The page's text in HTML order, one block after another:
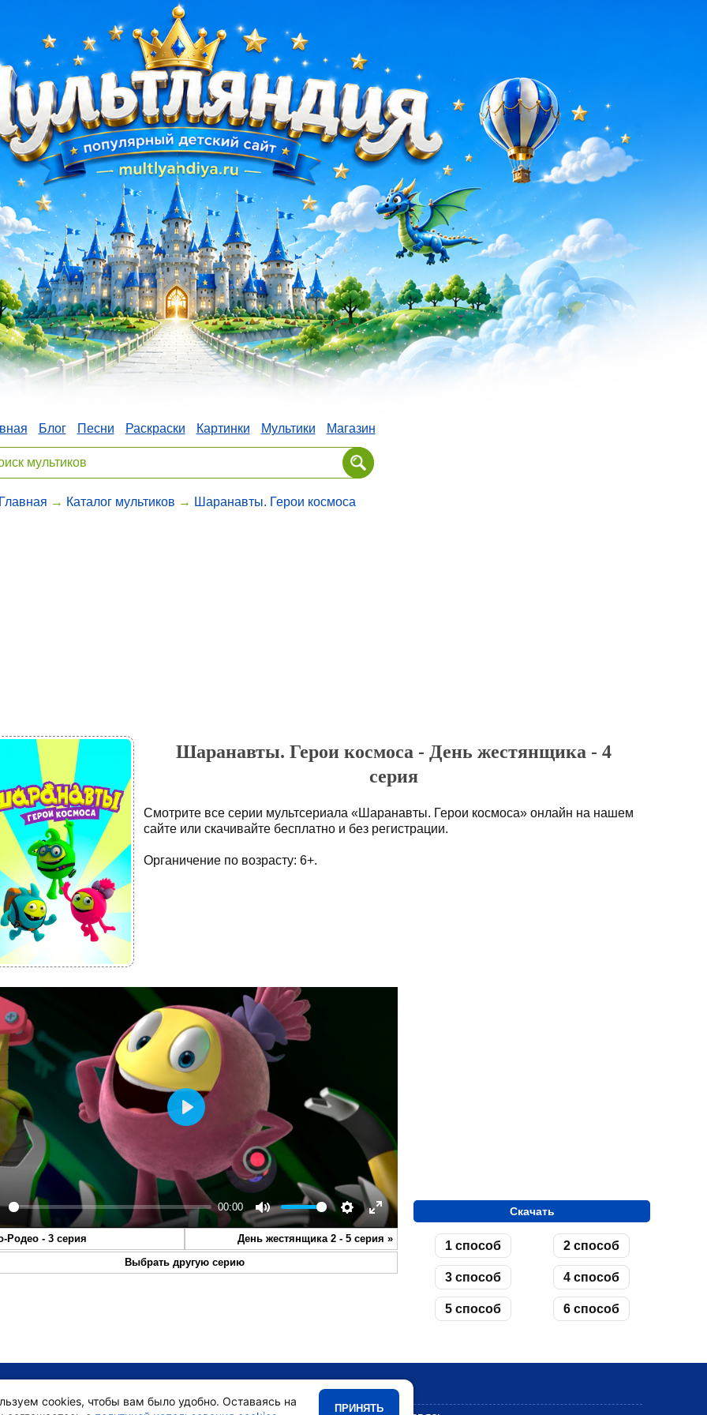
Блог Песни Раскраски Картинки Мультики Магазин
→ Каталог мультиков → Шаранавты. Герои космоса
Шаранавты. Герои космоса - День жестянщика - 4
серия
Смотрите все серии мультсериала «Шаранавты. Герои космоса» онлайн на нашем
сайте или скачивайте бесплатно и без регистрации.
Органичение по возрасту: 6+.
00:00
Mute Settings
Enter
fullscreen
Play
Родео - 3 серия День жестянщика 2 - 5 серия »
Выбрать другую серию
Скачать
1 способ 2 способ
3 способ 4 способ
5 способ 6 способ
•Мультики
cookies, чтобы вам было удобно. Оставаясь на
ПРИНЯТЬ